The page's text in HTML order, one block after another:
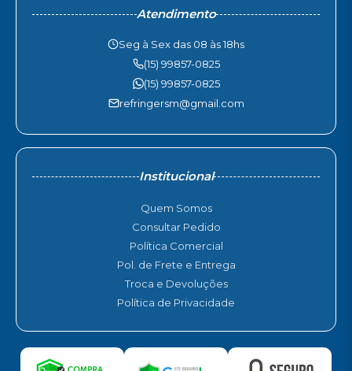
Atendimento
Seg à Sex das 08 às 18hs
(15) 99857-0825
(15) 99857-0825
refringersm@gmail.com
Institucional
Quem Somos
Consultar Pedido
Política Comercial
Pol. de Frete e Entrega
Troca e Devoluções
Política de Privacidade